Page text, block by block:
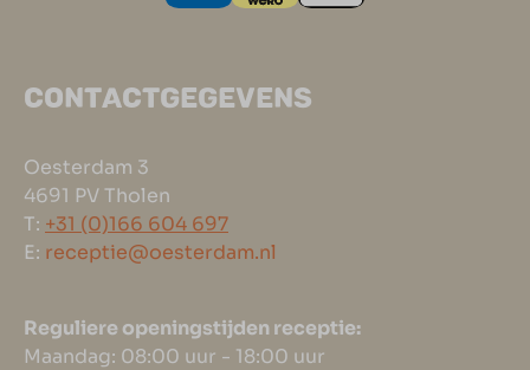
CONTACTGEGEVENS
Oesterdam 3
4691 PV Tholen
T: +31 (0)166 604 697
E: receptie@oesterdam.nl
Reguliere openingstijden receptie:
Maandag: 08:00 uur - 18:00 uur